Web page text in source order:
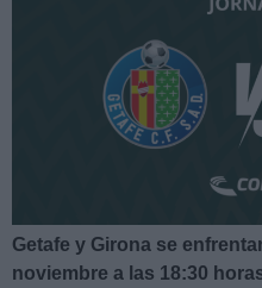
Getafe y Girona se
noviembre a las 18:30